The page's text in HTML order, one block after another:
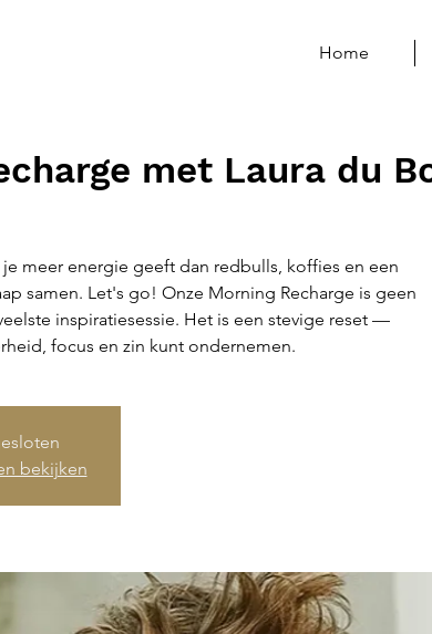
Home
met Laura du
meer energie geeft dan redbulls, koffies en een
samen. Let's go! Onze Morning Recharge is geen
inspiratiesessie. Het is een stevige reset —
focus en zin kunt ondernemen.
bekijken